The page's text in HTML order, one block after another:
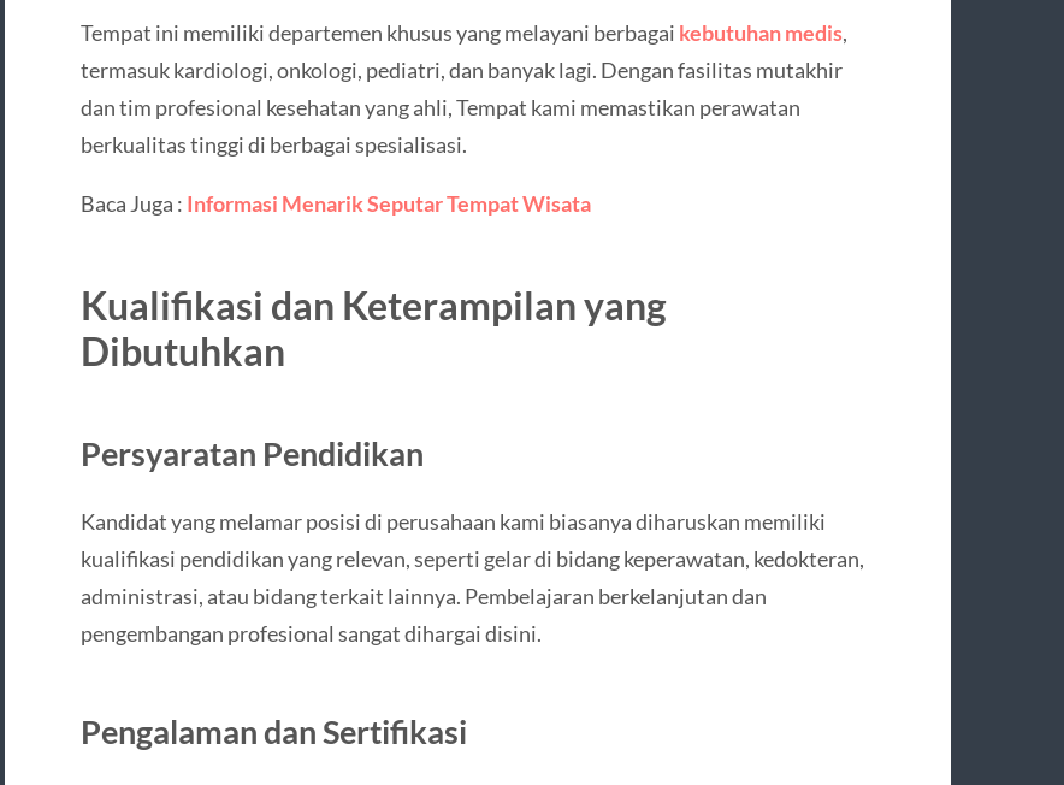
Tempat ini memiliki departemen khusus yang melayani berbagai kebutuhan medis,
termasuk kardiologi, onkologi, pediatri, dan banyak lagi. Dengan fasilitas mutakhir
dan tim profesional kesehatan yang ahli, Tempat kami memastikan perawatan
berkualitas tinggi di berbagai spesialisasi.
Baca Juga : Informasi Menarik Seputar Tempat Wisata
Kualifikasi dan Keterampilan yang
Dibutuhkan
Persyaratan Pendidikan
Kandidat yang melamar posisi di perusahaan kami biasanya diharuskan memiliki
kualifikasi pendidikan yang relevan, seperti gelar di bidang keperawatan, kedokteran,
administrasi, atau bidang terkait lainnya. Pembelajaran berkelanjutan dan
pengembangan profesional sangat dihargai disini.
Pengalaman dan Sertifikasi